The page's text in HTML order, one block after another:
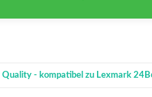
Quality - kompatibel zu Lexmark